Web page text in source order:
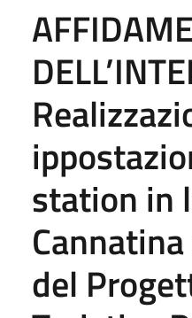
station in
del